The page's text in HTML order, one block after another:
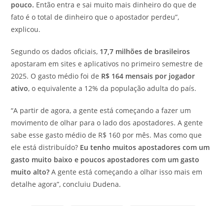
pouco. Então entra e sai muito mais dinheiro do que de
fato é o total de dinheiro que o apostador perdeu”,
explicou.
Segundo os dados oficiais, 17,7 milhões de brasileiros
apostaram em sites e aplicativos no primeiro semestre de
2025. O gasto médio foi de R$ 164 mensais por jogador
ativo, o equivalente a 12% da população adulta do país.
“A partir de agora, a gente está começando a fazer um
movimento de olhar para o lado dos apostadores. A gente
sabe esse gasto médio de R$ 160 por mês. Mas como que
ele está distribuído? Eu tenho muitos apostadores com um
gasto muito baixo e poucos apostadores com um gasto
muito alto? A gente está começando a olhar isso mais em
detalhe agora”, concluiu Dudena.